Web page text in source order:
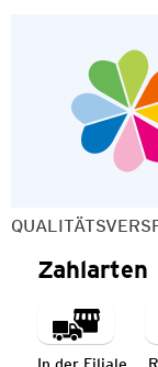
Zahlarten